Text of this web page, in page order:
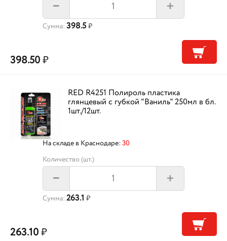
– +
Сумма: 398.5 ₽
398.50₽
RED R4251 Полироль пластика
глянцевый с губкой "Ваниль" 250мл в бл.
1шт./12шт.
На складе в Краснодаре: 30
Количество (шт.)
– +
Сумма: 263.1 ₽
263.10₽